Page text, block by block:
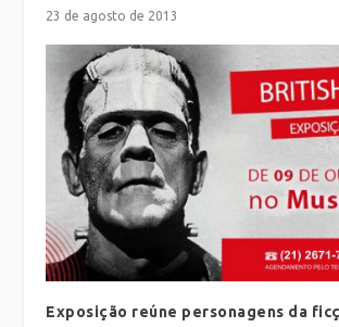
23 de agosto de 2013
Exposição reúne personagens da